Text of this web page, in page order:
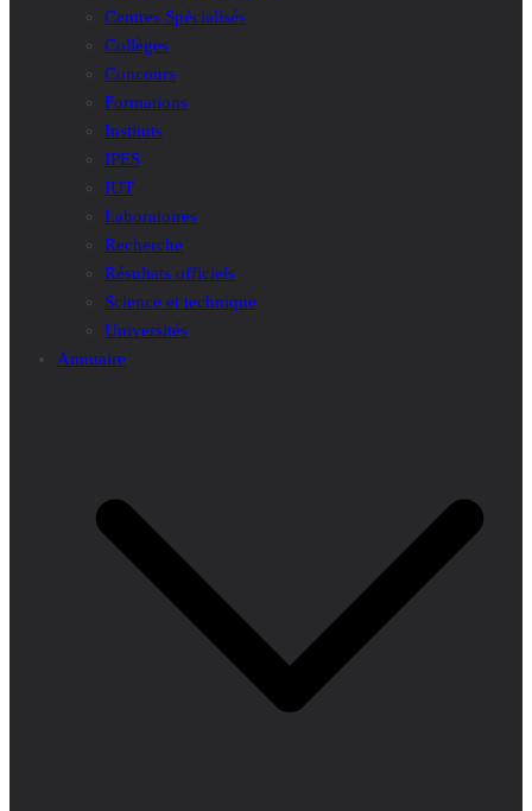
Centres Spécialisés
Collèges
Concours
Formations
Instituts
IPES
IUT
Laboratoires
Recherche
Résultats officiels
Science et technique
Universités
Annuaire